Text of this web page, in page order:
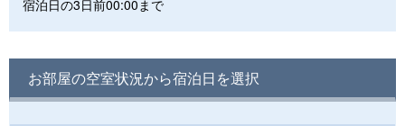
宿泊日の3日前00:00まで
お部屋の空室状況から宿泊日を選択